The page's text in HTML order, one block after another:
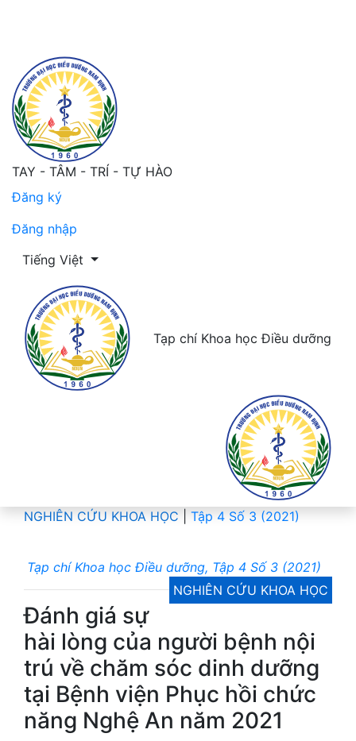
TAY - TÂM - TRÍ - TỰ HÀO
Đăng ký
Đăng nhập
Thay đổi ngôn ngữ. Ngôn ngữ hiện tại là:
Tiếng Việt
Tạp chí Khoa học Điều dưỡng
NGHIÊN CỨU KHOA HỌC Tập 4 Số 3 (2021)
Tạp chí Khoa học Điều dưỡng, Tập 4 Số 3 (2021)
NGHIÊN CỨU KHOA HỌC
Đánh giá sự
hài lòng của người bệnh nội
trú về chăm sóc dinh dưỡng
tại Bệnh viện Phục hồi chức
năng Nghệ An năm 2021